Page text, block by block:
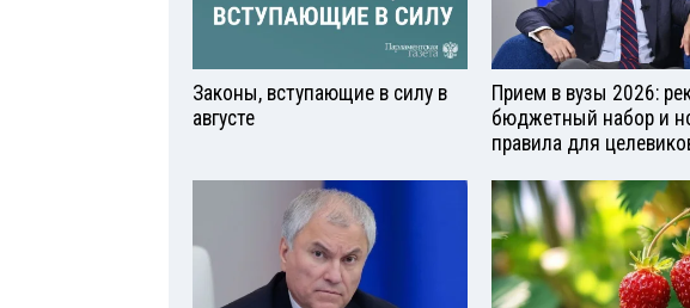
Законы, вступающие в силу в
августе
Прием в вузы 2026:
бюджетный набор и
правила для